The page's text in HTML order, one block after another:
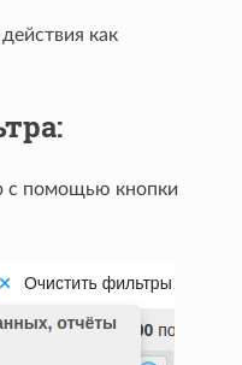
как
с помощью кнопки